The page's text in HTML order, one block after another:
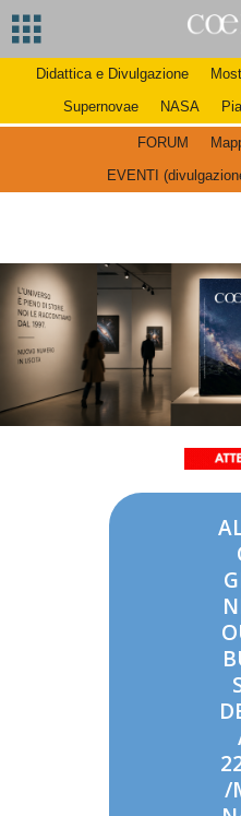
Didattica e Divulgazione
Supernovae
NASA
FORUM
EVENTI
/